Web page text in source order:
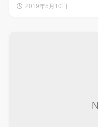
2019年5月10日